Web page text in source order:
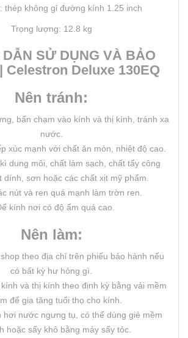
thép không gỉ đường kính 1.25 inch
Trọng lượng: 12.8 kg
SỬ DỤNG VÀ BẢO
Celestron Deluxe 130EQ
Nên tránh:
bẩn chạm vào kính và thị kính, tránh xa
nước.
xúc mạnh với chất ăn mòn, nhiệt độ cao.
dung môi, chất làm sạch, chất tẩy công
dính, sơn hoặc các chất xịt mỹ phẩm.
nút và ren quá mạnh làm trờn ren.
kính nơi có độ ẩm quá cao.
Nên làm:
theo địa chỉ trên phiếu bảo hành nếu
có bất kỳ hư hỏng gì.
và thị kính theo định kỳ bằng vải mềm
để gia tăng tuổi thọ cho kính.
hơi nước ngưng tụ, có thể dùng giẻ mềm
hoặc sấy khô bằng máy sấy tóc.